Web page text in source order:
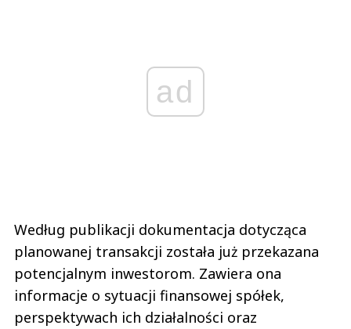
ad
Według publikacji dokumentacja dotycząca
planowanej transakcji została już przekazana
potencjalnym inwestorom. Zawiera ona
informacje o sytuacji finansowej spółek,
perspektywach ich działalności oraz